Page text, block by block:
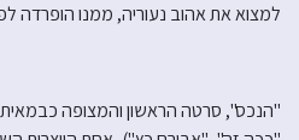
למצוא את אהוב נעוריה, ממנו הופרדה
"הנכס", סרטה הראשון והמצופה